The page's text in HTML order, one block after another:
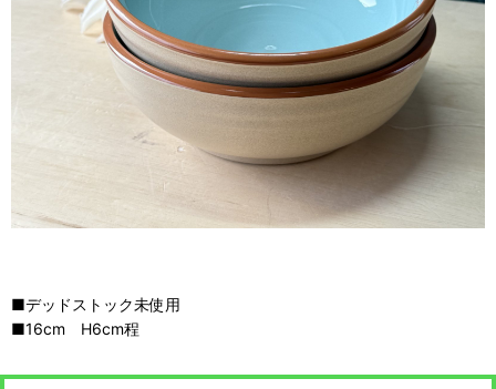
■デッドストック未使用
■16cm H6cm程